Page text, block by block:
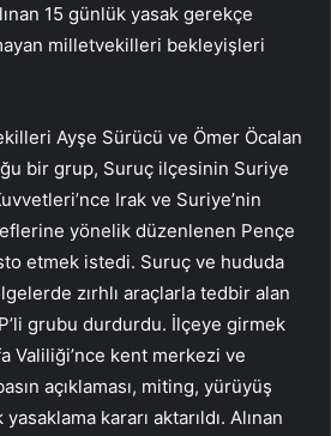
15 günlük yasak gerekçe
milletvekilleri bekleyişleri
Ayşe Sürücü ve Ömer Öcalan
bir grup, Suruç ilçesinin Suriye
Irak ve Suriye’nin
yönelik düzenlenen Pençe
etmek istedi. Suruç ve hududa
zırhlı araçlarla tedbir alan
grubu durdurdu. İlçeye girmek
Valiliği’nce kent merkezi ve
açıklaması, miting, yürüyüş
kararı aktarıldı. Alınan